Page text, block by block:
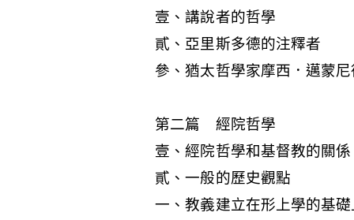
壹、講說者的哲學
貳、亞里斯多德的注釋者
參、猶太哲學家摩西．邁蒙
第二篇 經院哲學
壹、經院哲學和基督教的關係
貳、一般的歷史觀點
一、教義建立在形上學的基